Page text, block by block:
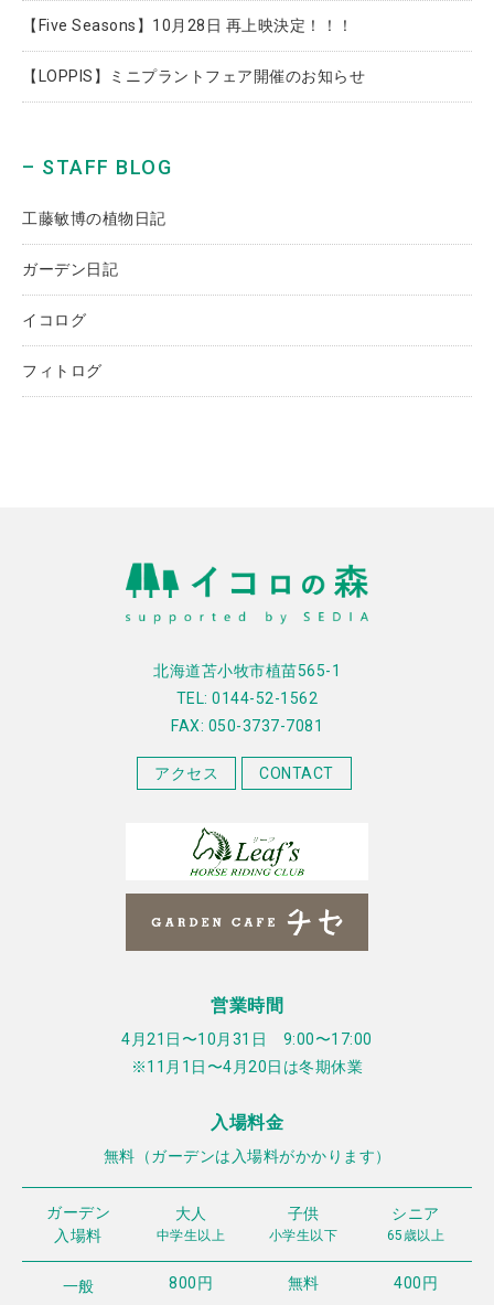
【Five Seasons】10月28日 再上映決定！！！
【LOPPIS】ミニプラントフェア開催のお知らせ
– STAFF BLOG
工藤敏博の植物日記
ガーデン日記
イコログ
フィトログ
北海道苫小牧市植苗565-1
TEL: 0144-52-1562
FAX: 050-3737-7081
アクセス CONTACT
営業時間
4月21日〜10月31日 9:00〜17:00
※11月1日〜4月20日は冬期休業
入場料金
無料（ガーデンは入場料がかかります）
ガーデン
入場料
大人
中学生以上
子供
小学生以下
シニア
65歳以上
一般 800円 無料 400円